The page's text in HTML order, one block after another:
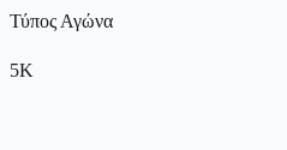
Τύπος Αγώνα
5K